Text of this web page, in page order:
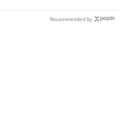
Recommended by